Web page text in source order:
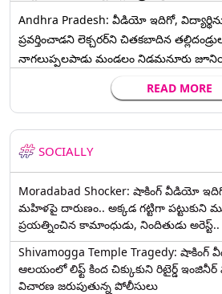
Andhra Pradesh: వీడియో ఇదిగో,
ప్రవర్తించాడని లెక్చ‌ర‌ర్‌ని చిత‌క‌బాదిన
నాగలుప్పలపాడు మండలం నిడమనూరు
READ MORE
SOCIALLY
Moradabad Shocker: షాకింగ్ వీడియో
మహిళపై దారుణం.. అక్కడ గట్టిగా పట్టుకుని
ప్రయత్నించిన కామాంధుడు, నిందితుడు అరెస్ట్..
Shivamogga Temple Tragedy:
ఆలయంలో లిఫ్ట్ కింద చిక్కుకుని రిటైర్డ్
విచారణ జరుపుతున్న పోలీసులు